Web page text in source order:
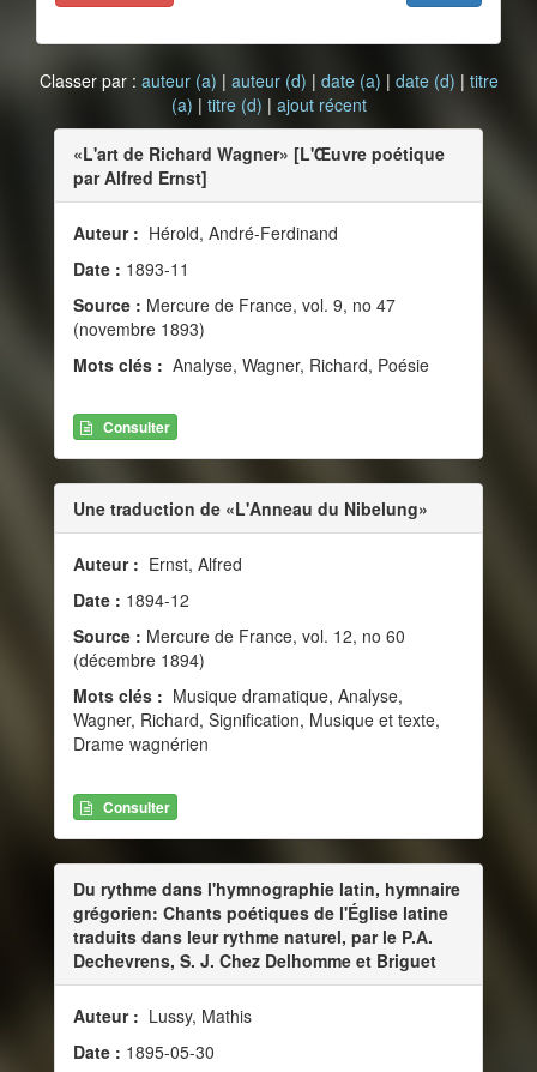
Classer par : auteur (a) | auteur (d) | date (a) | date (d) | titre
(a) | titre (d) | ajout récent
«L'art de Richard Wagner» [L'Œuvre poétique
par Alfred Ernst]
Auteur : Hérold, André-Ferdinand
Date : 1893-11
Source : Mercure de France, vol. 9, no 47
(novembre 1893)
Mots clés : Analyse, Wagner, Richard, Poésie
Consulter
Une traduction de «L'Anneau du Nibelung»
Auteur : Ernst, Alfred
Date : 1894-12
Source : Mercure de France, vol. 12, no 60
(décembre 1894)
Mots clés : Musique dramatique, Analyse,
Wagner, Richard, Signification, Musique et texte,
Drame wagnérien
Consulter
Du rythme dans l'hymnographie latin, hymnaire
grégorien: Chants poétiques de l'Église latine
traduits dans leur rythme naturel, par le P.A.
Dechevrens, S. J. Chez Delhomme et Briguet
Auteur : Lussy, Mathis
Date : 1895-05-30